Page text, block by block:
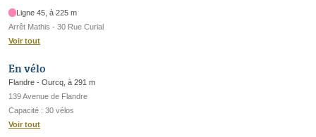
Ligne 45, à 225 m
Arrêt Mathis - 30 Rue Curial
Voir tout
En vélo
Flandre - Ourcq, à 291 m
139 Avenue de Flandre
Capacité : 30 vélos
Voir tout